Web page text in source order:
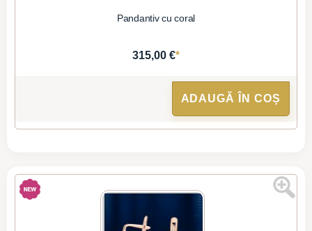
Pandantiv cu coral
315,00 €*
ADAUGĂ ÎN COȘ